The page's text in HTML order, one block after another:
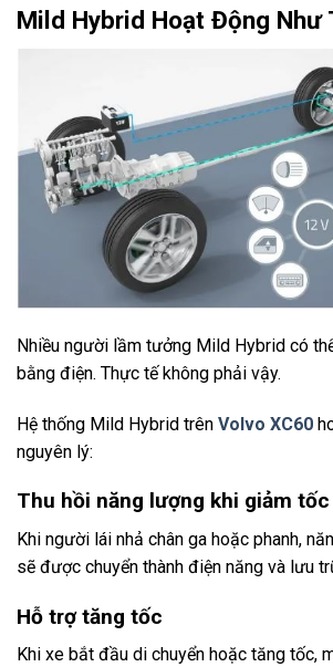
Mild Hybrid Hoạt Động Như
Nhiều người lầm tưởng Mild Hybrid có
bằng điện. Thực tế không phải vậy.
Hệ thống Mild Hybrid trên Volvo XC60
nguyên lý:
Thu hồi năng lượng khi giảm tốc
Khi người lái nhả chân ga hoặc phanh,
sẽ được chuyển thành điện năng và lưu
Hỗ trợ tăng tốc
Khi xe bắt đầu di chuyển hoặc tăng tốc,